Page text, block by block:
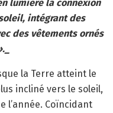
lumière la connexion
intégrant des
des vêtements ornés
la Terre atteint le
incliné vers le soleil,
l’année. Coïncidant